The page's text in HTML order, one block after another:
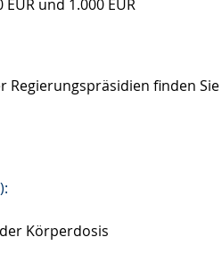
und 1.000 EUR
Regierungspräsidien finden Sie
Körperdosis